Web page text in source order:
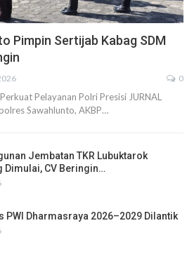
Pimpin Sertijab Kabag SDM
0
Pelayanan Polri Presisi JURNAL
Sawahlunto, AKBP…
Jembatan TKR Lubuktarok
Dimulai, CV Beringin…
PWI Dharmasraya 2026–2029 Dilantik